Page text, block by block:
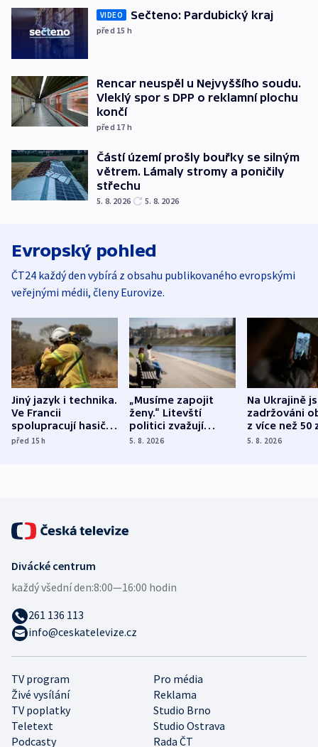
VIDEO Sečteno: Pardubický kraj
před 15 h
Rencar neuspěl u Nejvyššího soudu.
Vleklý spor s DPP o reklamní plochu
končí
před 17 h
Částí území prošly bouřky se silným
větrem. Lámaly stromy a poničily
střechu
5. 8. 2026 5. 8. 2026
Evropský pohled
ČT24 každý den vybírá z obsahu publikovaného evropskými
veřejnými médii, členy Eurovize.
Jiný jazyk i technika.
Ve Francii
spolupracují hasiči z
různých zemí
před 15h
„Musíme zapojit
ženy.“ Litevští
politici zvažují
dohodu o
5. 8. 2026
Na Ukrajině
zadržováni
z více než 50
Bojovali na
5. 8. 2026
TV program
Pro média
Živé vysílání
Reklama
TV poplatky
Studio Brno
Teletext
Studio Ostrava
Podcasty
Rada ČT
Divácké centrum
každý všední den:8:00—16:00 hodin
261 136 113
info@ceskatelevize.cz